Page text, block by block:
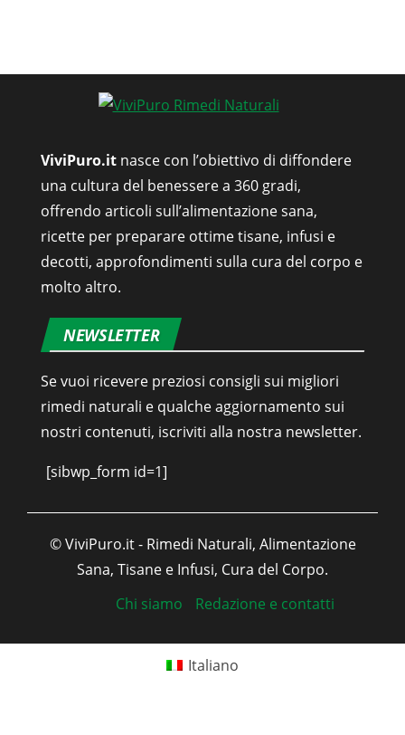
ViviPuro.it nasce con l’obiettivo di diffondere
una cultura del benessere a 360 gradi,
offrendo articoli sull’alimentazione sana,
ricette per preparare ottime tisane, infusi e
decotti, approfondimenti sulla cura del corpo e
molto altro.
NEWSLETTER
Se vuoi ricevere preziosi consigli sui migliori
rimedi naturali e qualche aggiornamento sui
nostri contenuti, iscriviti alla nostra newsletter.
[sibwp_form id=1]
© ViviPuro.it - Rimedi Naturali, Alimentazione
Sana, Tisane e Infusi, Cura del Corpo.
Chi siamo
Redazione e contatti
Italiano